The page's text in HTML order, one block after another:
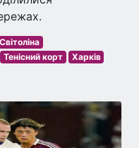
Тенісний корт Харків